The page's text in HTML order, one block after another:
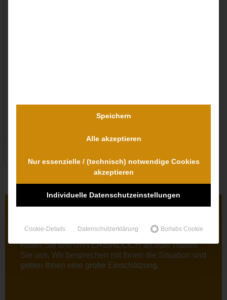
Nutzen Sie den kostenlosen Erstkontakt!
Rufen Sie uns UNVERBINDLICH an odermailen
Sie uns. Wir besprechen mit Ihnen die Situation und
geben Ihnen eine grobe Einschätzung.
Speichern
Alle akzeptieren
Nur essenzielle / (technisch) notwendige Cookies
akzeptieren
Individuelle Datenschutzeinstellungen
Cookie-Details Datenschutzerklärung Borlabs Cookie